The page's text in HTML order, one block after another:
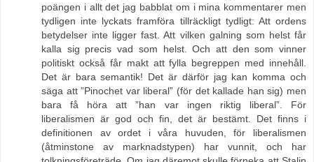
poängen i allt det jag babblat om i mina kommentarer men
tydligen inte lyckats framföra tillräckligt tydligt: Att ordens
betydelser inte ligger fast. Att vilken galning som helst får
kalla sig precis vad som helst. Och att den som vinner
politiskt också får makt att fylla begreppen med innehåll.
Det är bara semantik! Det är därför jag kan komma och
säga att ”Pinochet var liberal” (för det kallade han sig) men
bara få höra att ”han var ingen riktig liberal”. För
liberalismen är god och fin, det är bestämt. Det finns i
definitionen av ordet i våra huvuden, för liberalismen
(åtminstone av marknadstypen) har vunnit, och har